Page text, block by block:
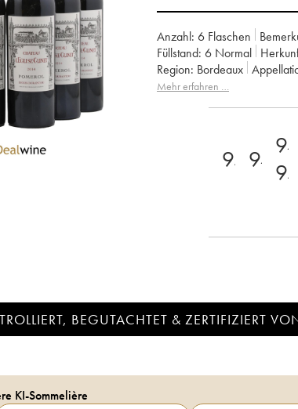
Anzahl: 6 Flaschen
Füllstand: 6 Normal
Region:
Bordeaux
Eigentümer:
GFA du
Mehr erfahren …
95 94 95
BEGUTACHTET & ZERTIFIZIERT
KI-Sommelière